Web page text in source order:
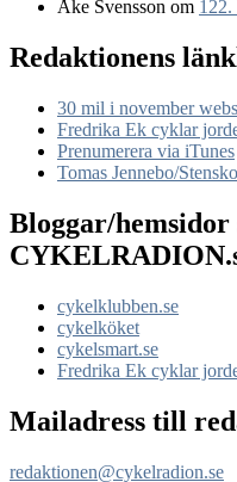
Åke Svensson om 122.
Redaktionens
30 mil i november
Fredrika Ek cyklar
Prenumerera via iTunes
Tomas Jennebo/
Bloggar/
cykelklubben.se
cykelköket
cykelsmart.se
Fredrika Ek cyklar
Mailadress till
redaktionen@cykelradion.se